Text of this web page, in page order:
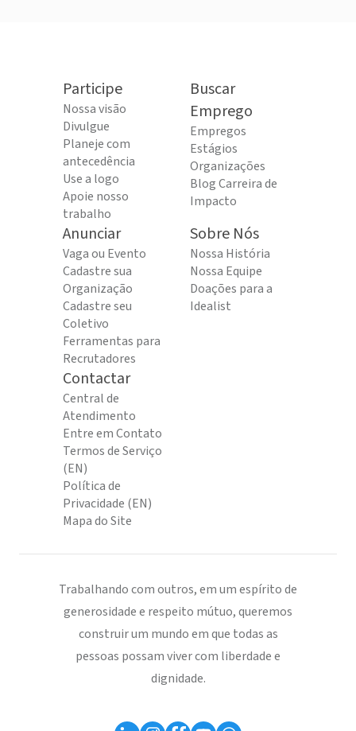
Participe
Nossa visão
Divulgue
Planeje com
antecedência
Use a logo
Apoie nosso
trabalho
Buscar
Emprego
Empregos
Estágios
Organizações
Blog Carreira de
Impacto
Anunciar
Vaga ou Evento
Cadastre sua
Organização
Cadastre seu
Coletivo
Ferramentas para
Recrutadores
Sobre Nós
Nossa História
Nossa Equipe
Doações para a
Idealist
Contactar
Central de
Atendimento
Entre em Contato
Termos de Serviço
(EN)
Política de
Privacidade (EN)
Mapa do Site
Trabalhando com outros, em um espírito de
generosidade e respeito mútuo, queremos
construir um mundo em que todas as
pessoas possam viver com liberdade e
dignidade.